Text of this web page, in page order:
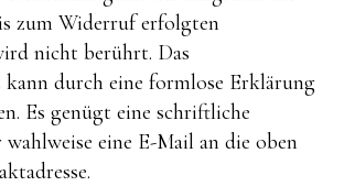
zum Widerruf erfolgten
nicht berührt. Das
durch eine formlose Erklärung
Es genügt eine schriftliche
eine E-Mail an die oben